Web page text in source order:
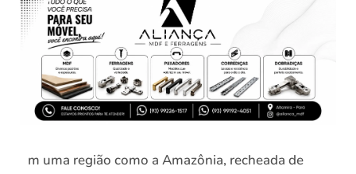
m uma região como a Amazônia, recheada de